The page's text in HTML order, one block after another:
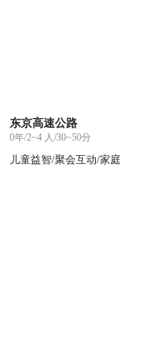
东京高速公路
0年/2~4 人/30~50分
儿童益智/聚会互动/家庭